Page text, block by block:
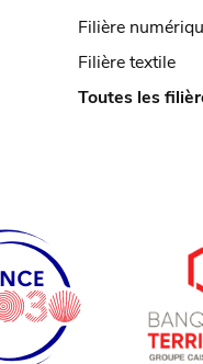
Filière
Filière textile
Toutes les